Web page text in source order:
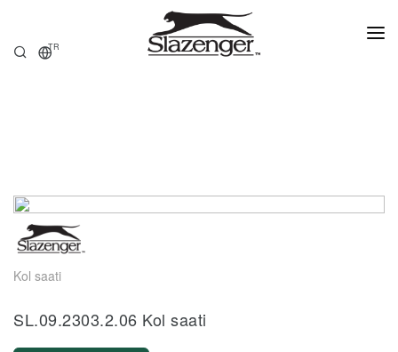
TR
SATIŞ NOKTALARI
Kol saati
SL.09.2303.2.06 Kol saati